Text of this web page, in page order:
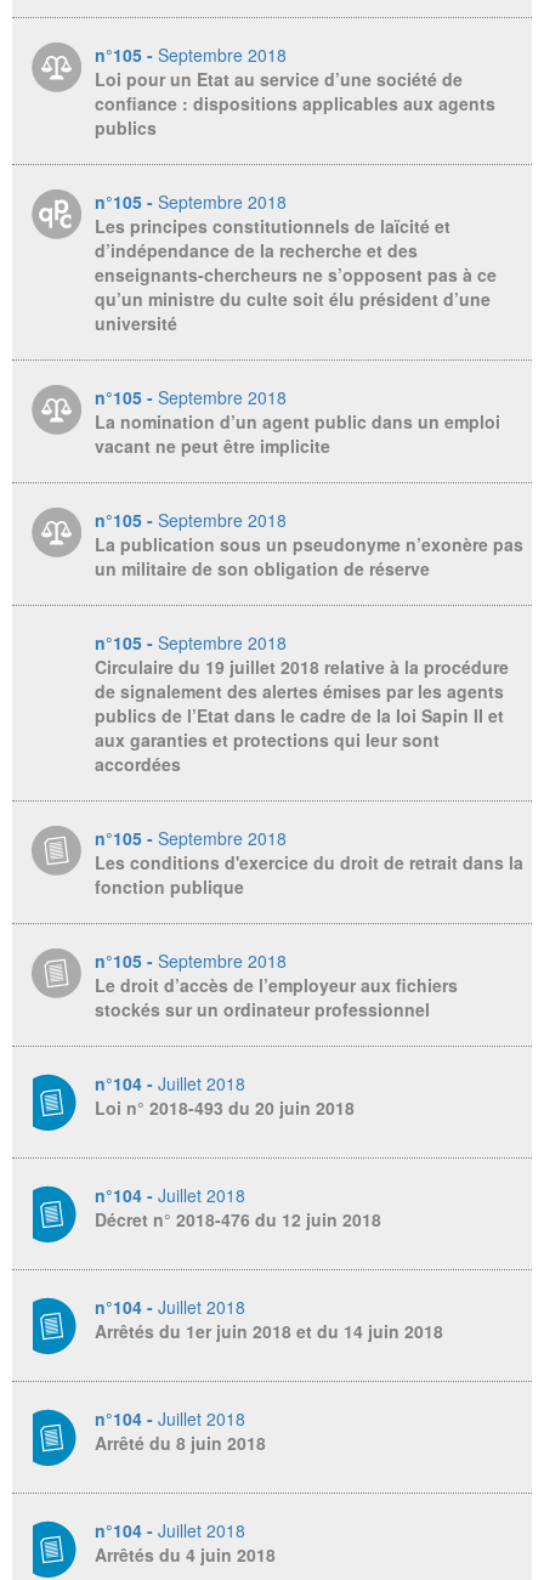
n°105 - Septembre 2018
Loi pour un Etat au service d’une société de
confiance : dispositions applicables aux agents
publics
n°105 - Septembre 2018
Les principes constitutionnels de laïcité et
d’indépendance de la recherche et des
enseignants-chercheurs ne s’opposent pas à ce
qu’un ministre du culte soit élu président d’une
université
n°105 - Septembre 2018
La nomination d’un agent public dans un emploi
vacant ne peut être implicite
n°105 - Septembre 2018
La publication sous un pseudonyme n’exonère pas
un militaire de son obligation de réserve
n°105 - Septembre 2018
Circulaire du 19 juillet 2018 relative à la procédure
de signalement des alertes émises par les agents
publics de l’Etat dans le cadre de la loi Sapin II et
aux garanties et protections qui leur sont
accordées
n°105 - Septembre 2018
Les conditions d'exercice du droit de retrait dans la
fonction publique
n°105 - Septembre 2018
Le droit d’accès de l’employeur aux fichiers
stockés sur un ordinateur professionnel
n°104 - Juillet 2018
Loi n° 2018-493 du 20 juin 2018
n°104 - Juillet 2018
Décret n° 2018-476 du 12 juin 2018
n°104 - Juillet 2018
Arrêtés du 1er juin 2018 et du 14 juin 2018
n°104 - Juillet 2018
Arrêté du 8 juin 2018
n°104 - Juillet 2018
Arrêtés du 4 juin 2018